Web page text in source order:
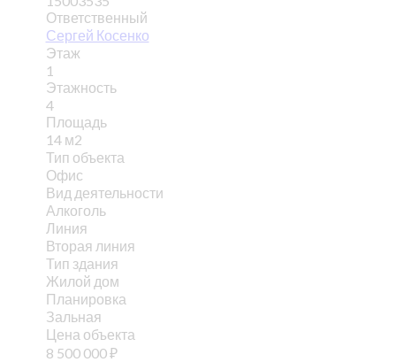
Ответственный
Сергей Косенко
Этаж
1
Этажность
4
Площадь
14 м2
Тип объекта
Офис
Вид деятельности
Алкоголь
Линия
Вторая линия
Тип здания
Жилой дом
Планировка
Зальная
Цена объекта
8 500 000₽